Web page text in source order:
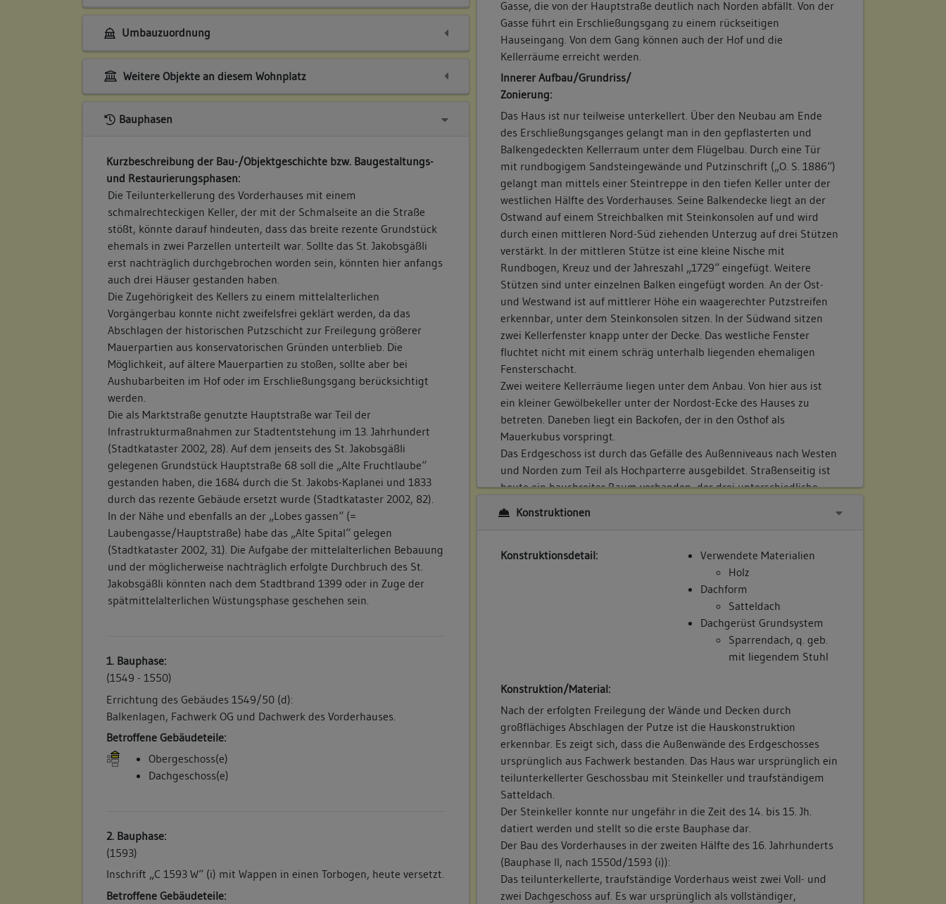
Umbauzuordnung
Weitere Objekte an diesem Wohnplatz
Bauphasen
Kurzbeschreibung der Bau-/Objektgeschichte bzw. Baugestaltungs-
und Restaurierungsphasen:
Die Teilunterkellerung des Vorderhauses mit einem
schmalrechteckigen Keller, der mit der Schmalseite an die Straße
stößt, könnte darauf hindeuten, dass das breite rezente Grundstück
ehemals in zwei Parzellen unterteilt war. Sollte das St. Jakobsgäßli
erst nachträglich durchgebrochen worden sein, könnten hier anfangs
auch drei Häuser gestanden haben.
Die Zugehörigkeit des Kellers zu einem mittelalterlichen
Vorgängerbau konnte nicht zweifelsfrei geklärt werden, da das
Abschlagen der historischen Putzschicht zur Freilegung größerer
Mauerpartien aus konservatorischen Gründen unterblieb. Die
Möglichkeit, auf ältere Mauerpartien zu stoßen, sollte aber bei
Aushubarbeiten im Hof oder im Erschließungsgang berücksichtigt
werden.
Die als Marktstraße genutzte Hauptstraße war Teil der
Infrastrukturmaßnahmen zur Stadtentstehung im 13. Jahrhundert
(Stadtkataster 2002, 28). Auf dem jenseits des St. Jakobsgäßli
gelegenen Grundstück Hauptstraße 68 soll die „Alte Fruchtlaube“
gestanden haben, die 1684 durch die St. Jakobs-Kaplanei und 1833
durch das rezente Gebäude ersetzt wurde (Stadtkataster 2002, 82).
In der Nähe und ebenfalls an der „Lobes gassen“ (=
Laubengasse/Hauptstraße) habe das „Alte Spital“ gelegen
(Stadtkataster 2002, 31). Die Aufgabe der mittelalterlichen Bebauung
und der möglicherweise nachträglich erfolgte Durchbruch des St.
Jakobsgäßli könnten nach dem Stadtbrand 1399 oder in Zuge der
spätmittelalterlichen Wüstungsphase geschehen sein.
1. Bauphase:
(1549 - 1550)
Errichtung des Gebäudes 1549/50 (d):
Balkenlagen, Fachwerk OG und Dachwerk des Vorderhauses.
Betroffene Gebäudeteile:
Obergeschoss(e)
Dachgeschoss(e)
2. Bauphase:
(1593)
Inschrift „C 1593 W“ (i) mit Wappen in einen Torbogen, heute versetzt.
Betroffene Gebäudeteile:
Gasse, die von der Hauptstraße deutlich nach Norden abfällt. Von der
Gasse führt ein Erschließungsgang zu einem rückseitigen
Hauseingang. Von dem Gang können auch der Hof und die
Kellerräume erreicht werden.
Innerer Aufbau/Grundriss/
Zonierung:
Das Haus ist nur teilweise unterkellert. Über den Neubau am Ende
des Erschließungsganges gelangt man in den gepflasterten und
Balkengedeckten Kellerraum unter dem Flügelbau. Durch eine Tür
mit rundbogigem Sandsteingewände und Putzinschrift („O. S. 1886“)
gelangt man mittels einer Steintreppe in den tiefen Keller unter der
westlichen Hälfte des Vorderhauses. Seine Balkendecke liegt an der
Ostwand auf einem Streichbalken mit Steinkonsolen auf und wird
durch einen mittleren Nord-Süd ziehenden Unterzug auf drei Stützen
verstärkt. In der mittleren Stütze ist eine kleine Nische mit
Rundbogen, Kreuz und der Jahreszahl „1729“ eingefügt. Weitere
Stützen sind unter einzelnen Balken eingefügt worden. An der Ost-
und Westwand ist auf mittlerer Höhe ein waagerechter Putzstreifen
erkennbar, unter dem Steinkonsolen sitzen. In der Südwand sitzen
zwei Kellerfenster knapp unter der Decke. Das westliche Fenster
fluchtet nicht mit einem schräg unterhalb liegenden ehemaligen
Fensterschacht.
Zwei weitere Kellerräume liegen unter dem Anbau. Von hier aus ist
ein kleiner Gewölbekeller unter der Nordost-Ecke des Hauses zu
betreten. Daneben liegt ein Backofen, der in den Osthof als
Mauerkubus vorspringt.
Das Erdgeschoss ist durch das Gefälle des Außenniveaus nach Westen
und Norden zum Teil als Hochparterre ausgebildet. Straßenseitig ist
heute ein hausbreiter Raum vorhanden, der drei unterschiedliche
Fenster sowie eine Tür zum zweiräumigen Anbau auf. Das Zimmer ist
Deckenbalken sind hier auf einen Unterzug mit gußeiserner Stütze
aufgelagert. Das nordöstliche Viertel weist zwei Räume und Treppen
zum Obergeschoss sowie zum höher liegenden Flügelbau auf.
Ähnlich dem Erdgeschoss ist das Obergeschoss in eine südlich und
eine nördliche Hälfte geteilt. Im Norden liegt mittig ein breiter
Hausflur mit sechs Türen zu den Nachbarräumen, dem Anbau im
Nordosten und dem Dach des Flügelbaus im Nordwesten. Das
Raumecke und die Treppe zum Dachgeschoss auf. Östlich liegt ein
schmales Zimmer. Straßenseitig sind drei Zimmer vorhanden, das
mittlere Zimmer ist schmaler als die beiden seitlichen.
Das 1. Dachgeschoss ist durch zwei Fachwerkwände in drei
hintereinander liegende Räume geteilt.
Vorgefundener Zustand (z.B. Schäden, Vorzustand):
Die Straßenfassade weist im Erdgeschoss rundbogige Tür- und
Fensteröffnungen auf, die sich auch in der Mauer des östlich
angrenzenden Hofs fortsetzen. Oberhalb eines auch auf der Mauer
durchlaufenden Gesimses sind fünf Fenster mit Holzgewänden
sichtbar, die seitlichen paarig zugeordnet. Die östliche Giebelwand
weist im nördlichen Drittel des Erdgeschosses ein Fenster mit
Konstruktionen
Konstruktionsdetail:
Verwendete Materialien
Holz
Dachform
Satteldach
Dachgerüst Grundsystem
Sparrendach, q. geb.
mit liegendem Stuhl
Konstruktion/Material:
Nach der erfolgten Freilegung der Wände und Decken durch
großflächiges Abschlagen der Putze ist die Hauskonstruktion
erkennbar. Es zeigt sich, dass die Außenwände des Erdgeschosses
ursprünglich aus Fachwerk bestanden. Das Haus war ursprünglich ein
teilunterkellerter Geschossbau mit Steinkeller und traufständigem
Satteldach.
Der Steinkeller konnte nur ungefähr in die Zeit des 14. bis 15. Jh.
datiert werden und stellt so die erste Bauphase dar.
Der Bau des Vorderhauses in der zweiten Hälfte des 16. Jahrhunderts
(Bauphase II, nach 1550d/1593 (i)):
Das teilunterkellerte, traufständige Vorderhaus weist zwei Voll- und
zwei Dachgeschoss auf. Es war ursprünglich als vollständiger,